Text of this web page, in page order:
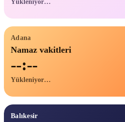
Yükleniyor…
Adana
Namaz vakitleri
--:--
Yükleniyor…
Balıkesir